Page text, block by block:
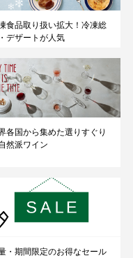
食品取り扱い拡大！冷凍総
デザートが人気
各国から集めた選りすぐり
然派ワイン
・期間限定のお得なセール